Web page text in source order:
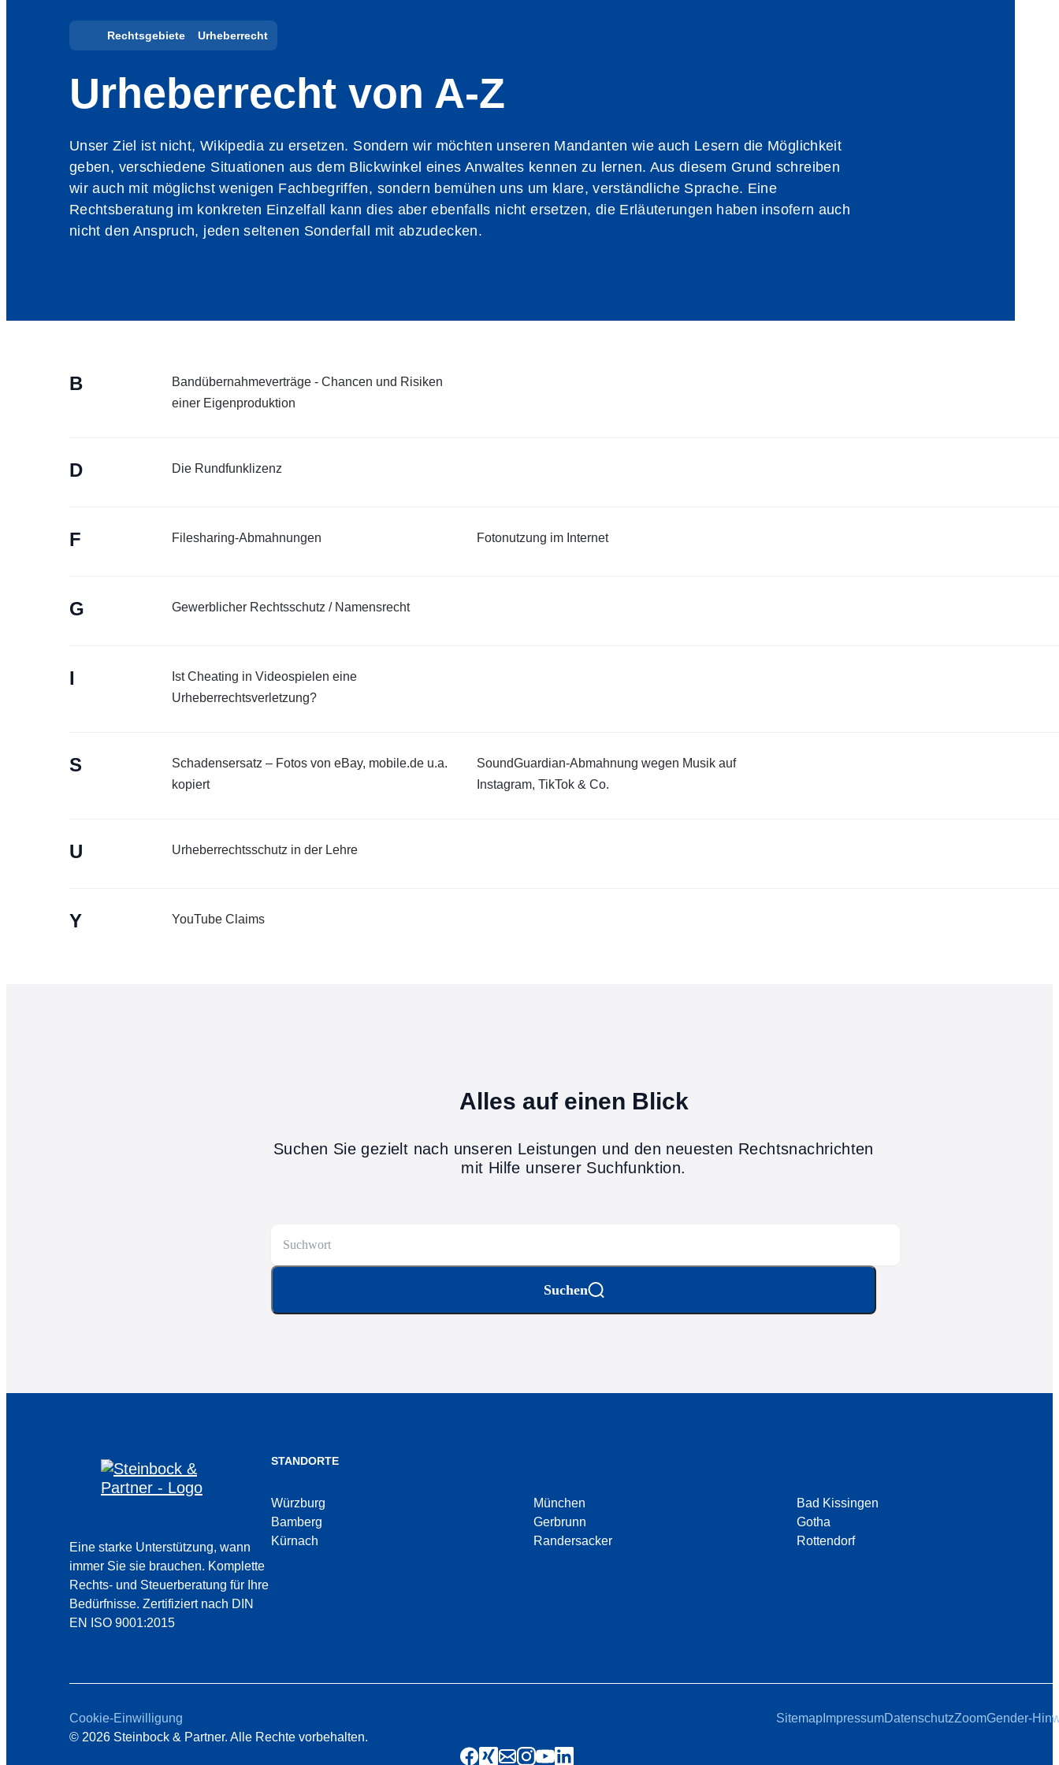
Rechtsgebiete Urheberrecht
Urheberrecht von A-Z
Unser Ziel ist nicht, Wikipedia zu ersetzen. Sondern wir möchten unseren Mandanten wie auch Lesern die Möglichkeit
geben, verschiedene Situationen aus dem Blickwinkel eines Anwaltes kennen zu lernen. Aus diesem Grund schreiben
wir auch mit möglichst wenigen Fachbegriffen, sondern bemühen uns um klare, verständliche Sprache. Eine
Rechtsberatung im konkreten Einzelfall kann dies aber ebenfalls nicht ersetzen, die Erläuterungen haben insofern auch
nicht den Anspruch, jeden seltenen Sonderfall mit abzudecken.
B
Bandübernahmeverträge - Chancen und Risiken
einer Eigenproduktion
D Die Rundfunklizenz
F Filesharing-Abmahnungen Fotonutzung im Internet
G Gewerblicher Rechtsschutz / Namensrecht
I
Ist Cheating in Videospielen eine
Urheberrechtsverletzung?
S
Schadensersatz – Fotos von eBay, mobile.de u.a.
kopiert
SoundGuardian-Abmahnung wegen Musik auf
Instagram, TikTok & Co.
U Urheberrechtsschutz in der Lehre
Y YouTube Claims
Alles auf einen Blick
Suchen Sie gezielt nach unseren Leistungen und den neuesten Rechtsnachrichten
mit Hilfe unserer Suchfunktion.
Suchen
Eine starke Unterstützung, wann
immer Sie sie brauchen. Komplette
Rechts- und Steuerberatung für Ihre
Bedürfnisse. Zertifiziert nach DIN
EN ISO 9001:2015
STANDORTE
Würzburg München
Bad Kissingen
Bamberg
Gerbrunn
Gotha
Kürnach
Randersacker Rottendorf
SitemapImpressumDatenschutzZoomGender-
© 2026 Steinbock & Partner. Alle Rechte vorbehalten.
Cookie-Einwilligung